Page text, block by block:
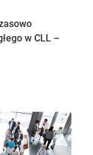
w CLL –